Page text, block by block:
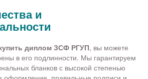
и
диплом ЗСФ РГУП, вы можете
в его подлинности. Мы гарантируем
бланков с высокой степенью